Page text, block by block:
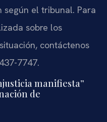
el tribunal. Para
sobre los
contáctenos
7747.
manifiesta”
de